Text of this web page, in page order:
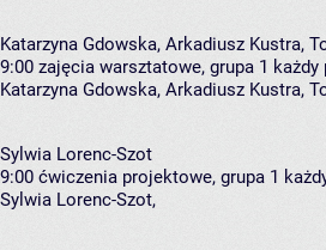
Katarzyna Gdowska, Arkadiusz Kustra,
9:00 zajęcia warsztatowe, grupa 1 każdy
Katarzyna Gdowska, Arkadiusz Kustra,
Sylwia Lorenc-Szot
9:00 ćwiczenia projektowe, grupa 1
Sylwia Lorenc-Szot,